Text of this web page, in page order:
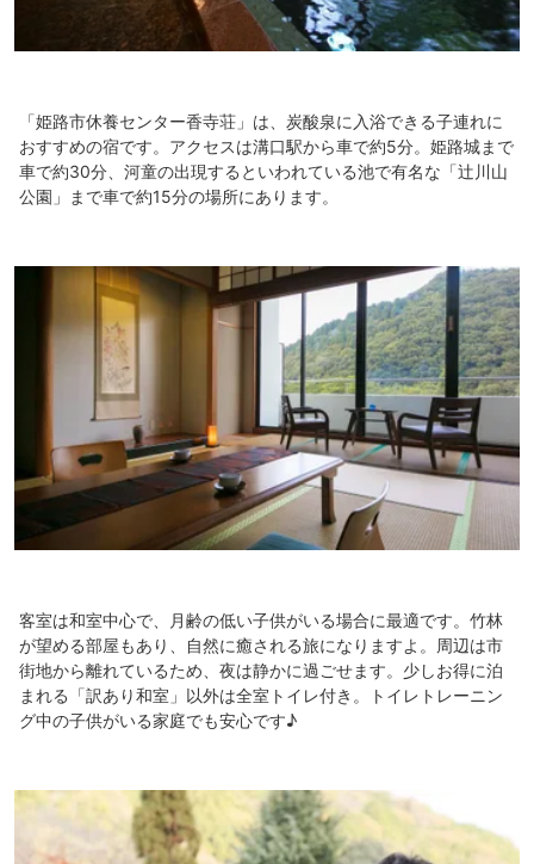
「姫路市休養センター香寺荘」は、炭酸泉に入浴できる子連れに
おすすめの宿です。アクセスは溝口駅から車で約5分。姫路城まで
車で約30分、河童の出現するといわれている池で有名な「辻川山
公園」まで車で約15分の場所にあります。
客室は和室中心で、月齢の低い子供がいる場合に最適です。竹林
が望める部屋もあり、自然に癒される旅になりますよ。周辺は市
街地から離れているため、夜は静かに過ごせます。少しお得に泊
まれる「訳あり和室」以外は全室トイレ付き。トイレトレーニン
グ中の子供がいる家庭でも安心です♪